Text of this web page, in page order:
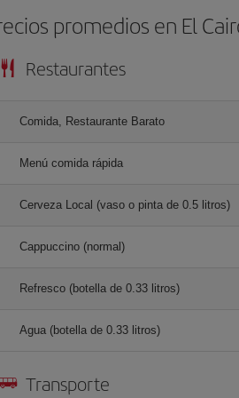
promedios en El
Restaurantes
Comida, Restaurante Barato
Menú comida rápida
Cerveza Local (vaso o pinta de 0.5 litros)
Cappuccino (normal)
Refresco (botella de 0.33 litros)
Agua (botella de 0.33 litros)
Transporte